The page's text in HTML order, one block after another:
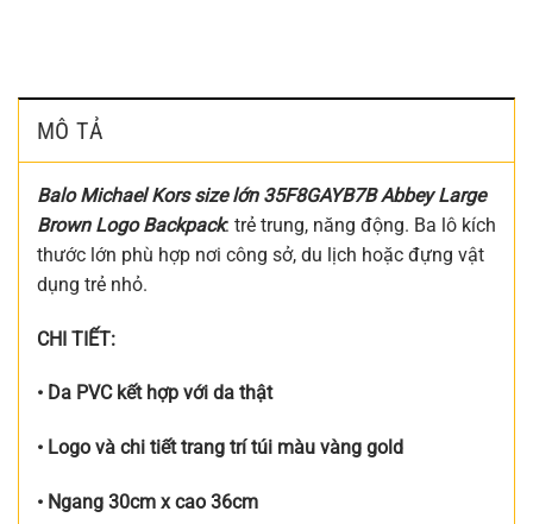
MÔ TẢ
Balo Michael Kors size lớn 35F8GAYB7B Abbey Large
Brown Logo Backpack: trẻ trung, năng động. Ba lô kích
thước lớn phù hợp nơi công sở, du lịch hoặc đựng vật
dụng trẻ nhỏ.
CHI TIẾT:
• Da PVC kết hợp với da thật
• Logo và chi tiết trang trí túi màu vàng gold
• Ngang 30cm x cao 36cm